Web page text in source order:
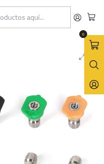
0
MJJC Para Bosch antiguo